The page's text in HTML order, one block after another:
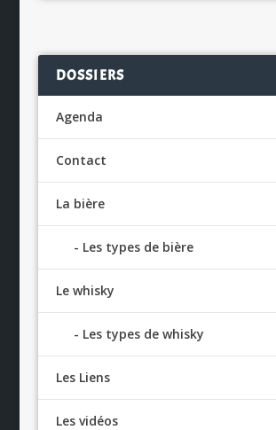
DOSSIERS
Agenda
Contact
La bière
Les types de bière
Le whisky
Les types de whisky
Les Liens
Les vidéos